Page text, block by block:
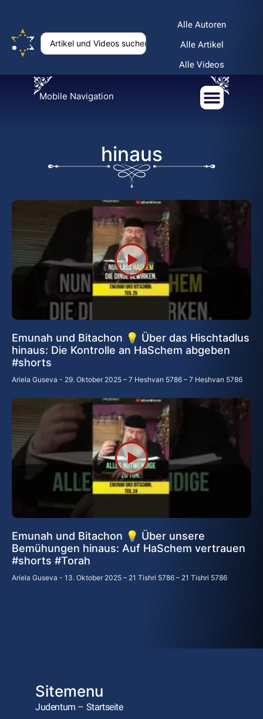
Alle Autoren
Alle Artikel
Alle Videos
Mobile Navigation
hinaus
Emunah und Bitachon 💡 Über das Hischtadlus
hinaus: Die Kontrolle an HaSchem abgeben
#shorts
Ariela Guseva 29. Oktober 2025 – 7 Heshvan 5786 – 7 Heshvan 5786
Emunah und Bitachon 💡 Über unsere
Bemühungen hinaus: Auf HaSchem vertrauen
#shorts #Torah
Ariela Guseva 13. Oktober 2025 – 21 Tishri 5786 – 21 Tishri 5786
Sitemenu
Judentum – Startseite